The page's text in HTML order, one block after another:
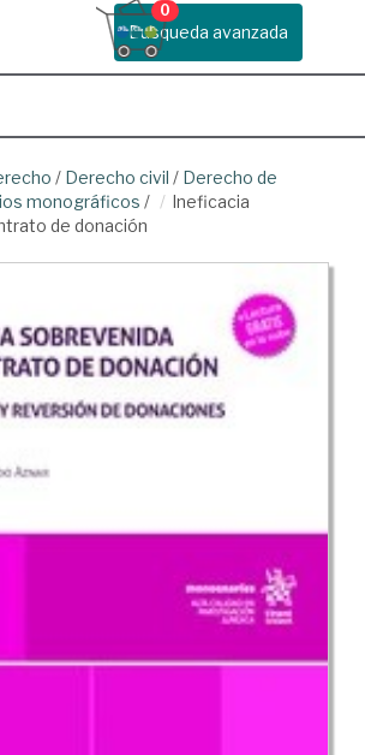
Busqueda avanzada
0
/ Derecho civil / Derecho de
monográficos /
Ineficacia
de donación